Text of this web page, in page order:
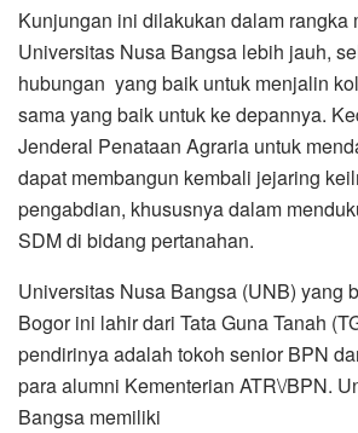
Kunjungan ini dilakukan dalam rangka
Universitas Nusa Bangsa lebih jauh,
hubungan yang baik untuk menjalin
sama yang baik untuk ke depannya.
Jenderal Penataan Agraria untuk
dapat membangun kembali jejaring
pengabdian, khususnya dalam
SDM di bidang pertanahan.
Universitas Nusa Bangsa (UNB) yang
Bogor ini lahir dari Tata Guna Tanah
pendirinya adalah tokoh senior BPN
para alumni Kementerian ATR\/BPN.
Bangsa memiliki